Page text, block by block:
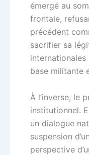
émergé au
frontale,
précédent
sacrifier sa
base militante
À l’inverse, le
institutionnel.
un dialogue
suspension
perspective